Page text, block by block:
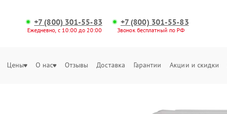
+7 (800) 301-55-83
Ежедневно, с 10:00 до 20:00
+7 (800) 301-55-83
Звонок бесплатный по РФ
Цены О нас Отзывы Доставка Гарантии Акции и скидки